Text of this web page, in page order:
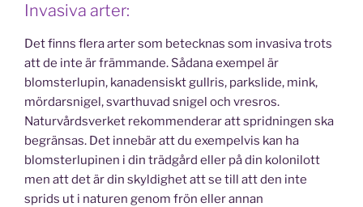
Invasiva arter:
Det finns flera arter som betecknas som invasiva trots
att de inte är främmande. Sådana exempel är
blomsterlupin, kanadensiskt gullris, parkslide, mink,
mördarsnigel, svarthuvad snigel och vresros.
Naturvårdsverket rekommenderar att spridningen ska
begränsas. Det innebär att du exempelvis kan ha
blomsterlupinen i din trädgård eller på din kolonilott
men att det är din skyldighet att se till att den inte
sprids ut i naturen genom frön eller annan